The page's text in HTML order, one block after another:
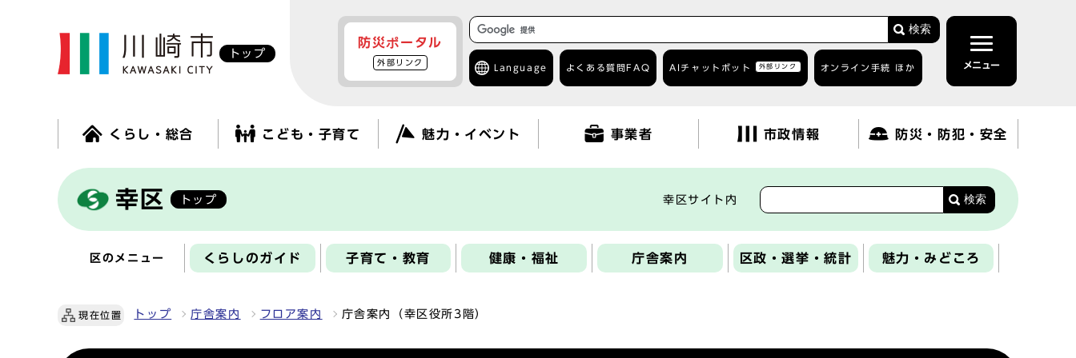
トップ
防災ポータル
外部リンク
検索
Language よくある質問 FAQ AIチャットボット 外部リンク オンライン手続 ほか メニュー
くらし・総合 こども・子育て 魅力・イベント 事業者 市政情報 防災・防犯・安全
幸区 トップ 幸区サイト内 検索
区のメニュー くらしのガイド 子育て・教育 健康・福祉 庁舎案内 区政・選挙・統計 魅力・みどころ
現在位置 トップ 庁舎案内 フロア案内 庁舎案内（幸区役所3階）